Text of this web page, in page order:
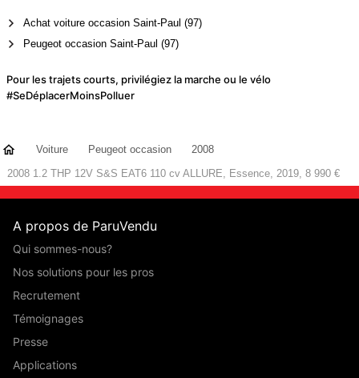
Achat voiture occasion Saint-Paul (97)
Peugeot occasion Saint-Paul (97)
Pour les trajets courts, privilégiez la marche ou le vélo
#SeDéplacerMoinsPolluer
Voiture Peugeot occasion
2008
2008 1.2 THP 12V S&S EAT6 110 cv ALLURE, Essence, 2019, 8 990 €
A propos de ParuVendu
Qui sommes-nous?
Nos solutions pour les pros
Recrutement
Témoignages
Presse
Applications